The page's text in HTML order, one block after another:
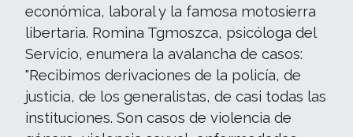
económica, laboral y la famosa motosierra
libertaria. Romina Tgmoszca, psicóloga del
Servicio, enumera la avalancha de casos:
"Recibimos derivaciones de la policía, de
justicia, de los generalistas, de casi todas las
instituciones. Son casos de violencia de